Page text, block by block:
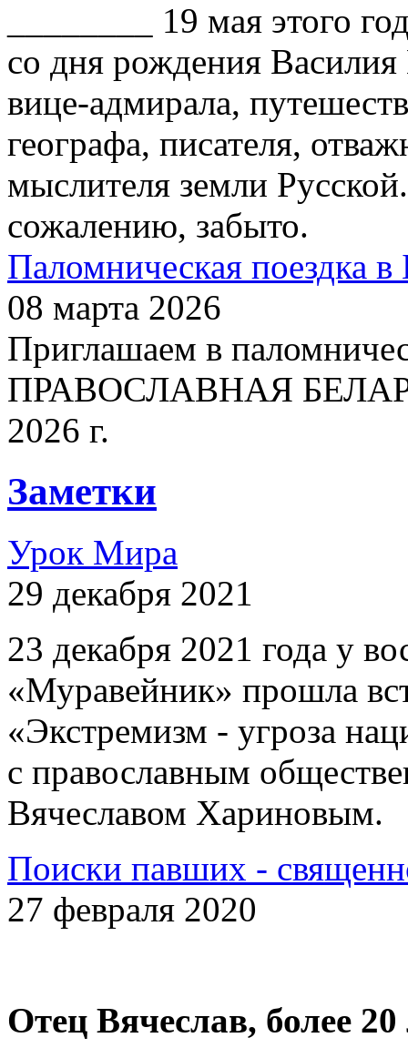
________ 19 мая этого
со дня рождения
вице-адмирала,
географа, писателя,
мыслителя земли
сожалению, забыто.
Паломническая поездка в
08 марта 2026
Приглашаем в
ПРАВОСЛАВНАЯ
2026 г.
Заметки
Урок Мира
29 декабря 2021
23 декабря 2021 года у
«Муравейник» прошла
«Экстремизм - угроза
с православным
Вячеславом Хариновым.
Поиски павших -
27 февраля 2020
Отец Вячеслав, более